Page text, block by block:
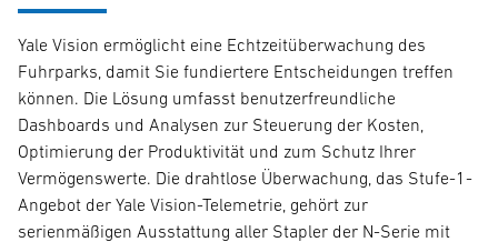
Yale Vision ermöglicht eine Echtzeitüberwachung des
Fuhrparks, damit Sie fundiertere Entscheidungen treffen
können. Die Lösung umfasst benutzerfreundliche
Dashboards und Analysen zur Steuerung der Kosten,
Optimierung der Produktivität und zum Schutz Ihrer
Vermögenswerte. Die drahtlose Überwachung, das Stufe-1-
Angebot der Yale Vision-Telemetrie, gehört zur
serienmäßigen Ausstattung aller Stapler der N-Serie mit